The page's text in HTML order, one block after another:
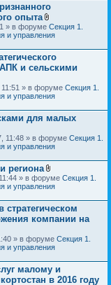
опыта
В
л
ж
е
н
» в форуме Секция 1.
и управления
и сельскими
» в форуме Секция 1.
и управления
для малых
11:48 » в форуме Секция 1.
и управления
региона
В
л
ж
е
н
» в форуме Секция 1.
и управления
компании на
» в форуме Секция 1.
и управления
малому и
в 2016 году